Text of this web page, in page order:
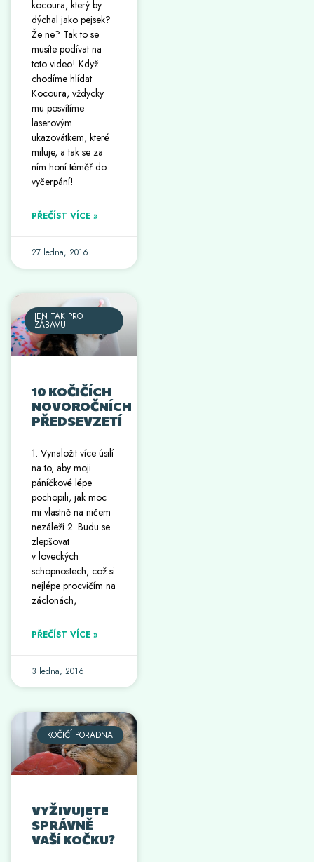
kocoura, který by
dýchal jako pejsek?
Že ne? Tak to se
musíte podívat na
toto video! Když
chodíme hlídat
Kocoura, vždycky
mu posvítíme
laserovým
ukazovátkem, které
miluje, a tak se za
ním honí téměř do
vyčerpání!
PŘEČÍST VÍCE »
27 ledna, 2016
JEN TAK PRO
ZÁBAVU
10 KOČIČÍCH
NOVOROČNÍCH
PŘEDSEVZETÍ
1. Vynaložit více úsilí
na to, aby moji
páníčkové lépe
pochopili, jak moc
mi vlastně na ničem
nezáleží 2. Budu se
zlepšovat
v loveckých
schopnostech, což si
nejlépe procvičím na
záclonách,
PŘEČÍST VÍCE »
3 ledna, 2016
KOČIČÍ PORADNA
VYŽIVUJETE
SPRÁVNĚ
VAŠÍ KOČKU?